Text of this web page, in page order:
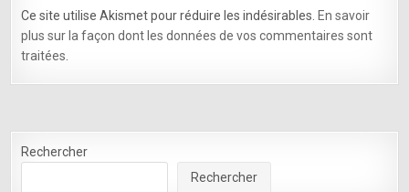
Ce site utilise Akismet pour réduire les indésirables.En savoir
plus sur la façon dont les données de vos commentaires sont
traitées
Rechercher
Rechercher